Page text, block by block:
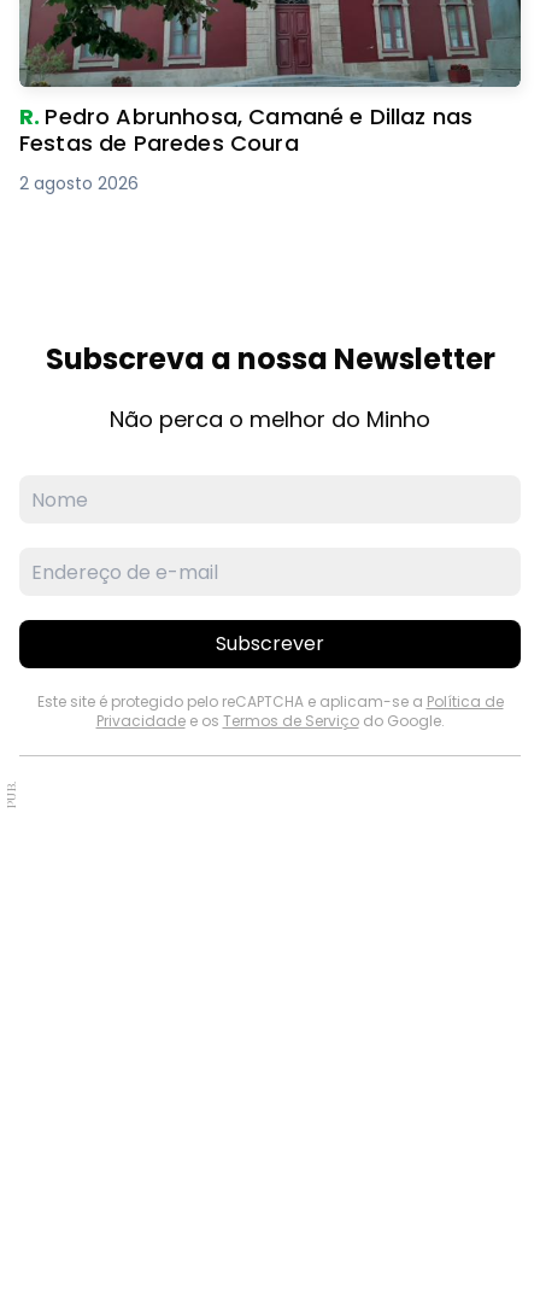
R. Pedro Abrunhosa, Camané e Dillaz nas
Festas de Paredes Coura
2 agosto 2026
Subscreva a nossa Newsletter
Não perca o melhor do Minho
Subscrever
Este site é protegido pelo reCAPTCHA e aplicam-se a Política de
Privacidadee os Termos de Serviçodo Google.
PUB.